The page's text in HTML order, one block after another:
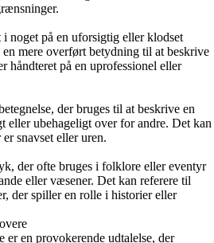
noget på en uforsigtig eller klodset
mere overført betydning til at beskrive
håndteret på en uprofessionel eller
der bruges til at beskrive en
eller ubehageligt over for andre. Det kan
snavset eller uren.
der ofte bruges i folklore eller eventyr
eller væsener. Det kan referere til
der spiller en rolle i historier eller
en provokerende udtalelse, der